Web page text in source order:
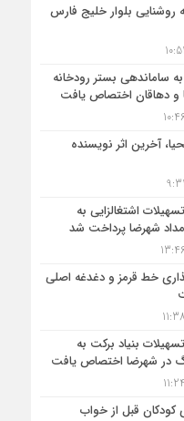
روشنایی بلوار خلیج فارس
به ساماندهی بستر رودخانه
دهاقان اختصاص یافت
آخرین اثر نویسنده
تسهیلات اشتغالزایی به
شهرضا پرداخت شد
خط قرمز و دغدغه اصلی
تسهیلات بنیاد برکت به
در شهرضا اختصاص یافت